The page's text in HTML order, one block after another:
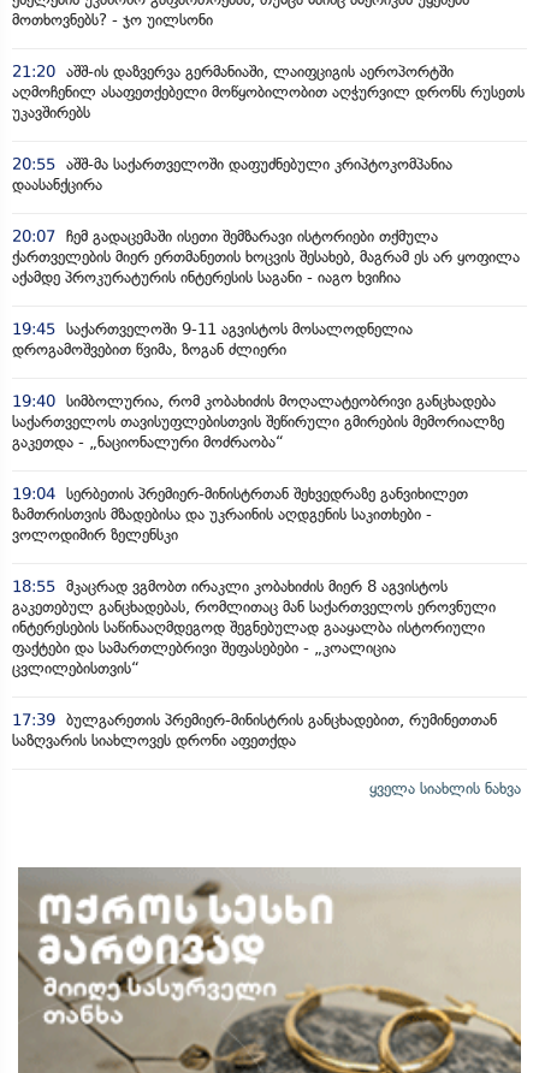
მოთხოვნებს? - ჯო უილსონი
21:20 აშშ-ის დაზვერვა გერმანიაში, ლაიფციგის აეროპორტში
აღმოჩენილ ასაფეთქებელი მოწყობილობით აღჭურვილ დრონს რუსეთს
უკავშირებს
20:55 აშშ-მა საქართველოში დაფუძნებული კრიპტოკომპანია
დაასანქცირა
20:07 ჩემ გადაცემაში ისეთი შემზარავი ისტორიები თქმულა
ქართველების მიერ ერთმანეთის ხოცვის შესახებ, მაგრამ ეს არ ყოფილა
აქამდე პროკურატურის ინტერესის საგანი - იაგო ხვიჩია
19:45 საქართველოში 9-11 აგვისტოს მოსალოდნელია
დროგამოშვებით წვიმა, ზოგან ძლიერი
19:40 სიმბოლურია, რომ კობახიძის მოღალატეობრივი განცხადება
საქართველოს თავისუფლებისთვის შეწირული გმირების მემორიალზე
გაკეთდა - „ნაციონალური მოძრაობა“
19:04 სერბეთის პრემიერ-მინისტრთან შეხვედრაზე განვიხილეთ
ზამთრისთვის მზადებისა და უკრაინის აღდგენის საკითხები -
ვოლოდიმირ ზელენსკი
18:55 მკაცრად ვგმობთ ირაკლი კობახიძის მიერ 8 აგვისტოს
გაკეთებულ განცხადებას, რომლითაც მან საქართველოს ეროვნული
ინტერესების საწინააღმდეგოდ შეგნებულად გააყალბა ისტორიული
ფაქტები და სამართლებრივი შეფასებები - „კოალიცია
ცვლილებისთვის“
17:39 ბულგარეთის პრემიერ-მინისტრის განცხადებით, რუმინეთთან
საზღვარის სიახლოვეს დრონი აფეთქდა
ყველა სიახლის ნახვა